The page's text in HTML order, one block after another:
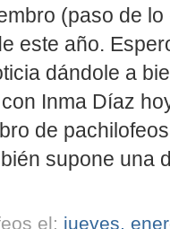
(paso de
este año.
dándole a
Inma Díaz
de
supone una
el: jueves,